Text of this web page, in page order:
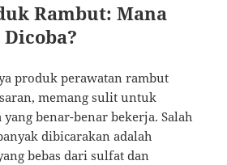
Rambut: Mana
produk perawatan rambut
memang sulit untuk
benar-benar bekerja. Salah
dibicarakan adalah
bebas dari sulfat dan